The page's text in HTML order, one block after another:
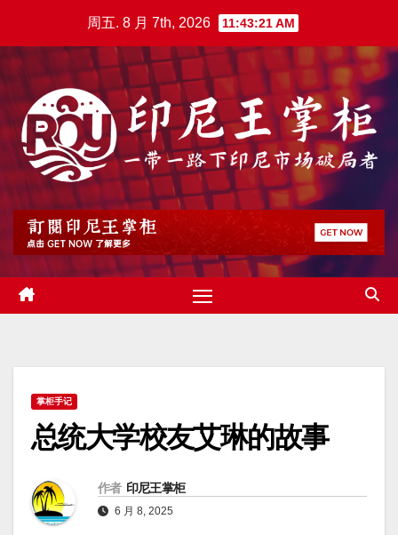
周五. 8 月 7th, 2026 11:43:22 AM
掌柜手记
总统大学校友艾琳的故事
作者 印尼王掌柜
6 月 8, 2025